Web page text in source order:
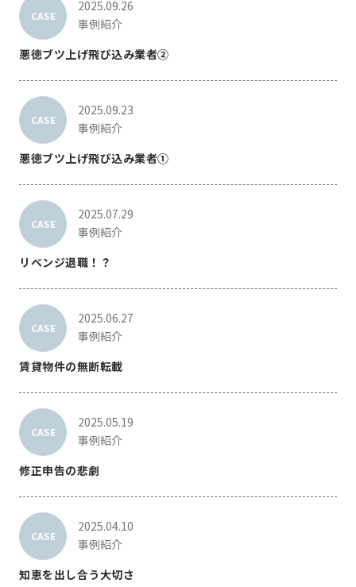
CASE
2025.09.26
事例紹介
悪徳ブツ上げ飛び込み業者②
CASE
2025.09.23
事例紹介
悪徳ブツ上げ飛び込み業者①
CASE
2025.07.29
事例紹介
リベンジ退職！？
CASE
2025.06.27
事例紹介
賃貸物件の無断転載
CASE
2025.05.19
事例紹介
修正申告の悲劇
CASE
2025.04.10
事例紹介
知恵を出し合う大切さ